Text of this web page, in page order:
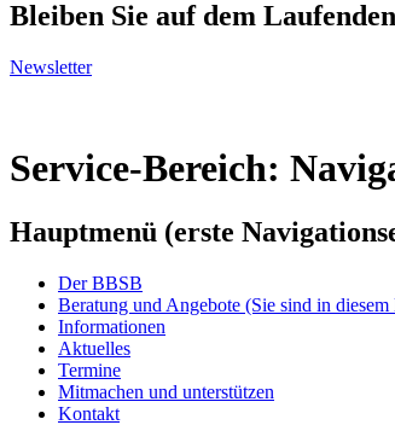
Bleiben Sie auf dem Laufenden
Newsletter
Service-Bereich:
Hauptmenü (erste
Der BBSB
Beratung und Angebote (Sie sind in diesem
Informationen
Aktuelles
Termine
Mitmachen und unterstützen
Kontakt